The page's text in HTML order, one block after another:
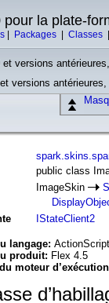
pour la plate-
Packages Classes
et versions
versions
public class
ImageSkin
IStateClient2
langage:
produit: Flex 4.5
moteur